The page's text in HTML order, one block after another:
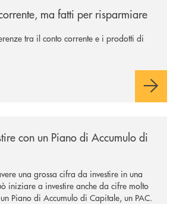
ma fatti per risparmiare
tra il conto corrente e i prodotti di
con un Piano di Accumulo di
una grossa cifra da investire in una
iniziare a investire anche da cifre molto
Piano di Accumulo di Capitale, un PAC.